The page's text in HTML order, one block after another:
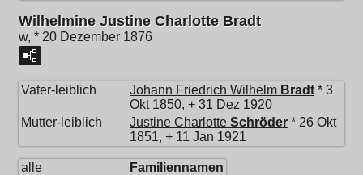
Wilhelmine Justine Charlotte Bradt
w, * 20 Dezember 1876
Vater-leiblich Johann Friedrich Wilhelm Bradt * 3
Okt 1850, + 31 Dez 1920
Mutter-leiblich
Justine Charlotte Schröder * 26 Okt
1851, + 11 Jan 1921
alle Familiennamen